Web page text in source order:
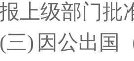
上级部门批
(三) 因公出国